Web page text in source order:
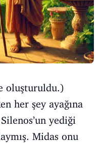
oluşturuldu.)
her şey ayağına
yediği
Midas onu